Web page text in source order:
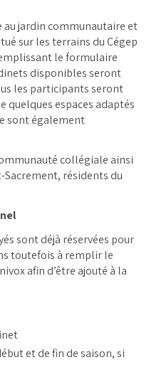
au jardin communautaire et
sur les terrains du Cégep
le formulaire
disponibles seront
les participants seront
quelques espaces adaptés
sont également
collégiale ainsi
Sacrement, résidents du
sont déjà réservées pour
toutefois à remplir le
afin d’être ajouté à la
et de fin de saison, si